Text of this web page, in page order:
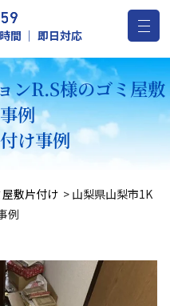
間 ｜ 即日対応
ンR.S様のゴミ屋敷
例
け事例
敷片付け > 山梨県山梨市1K
例